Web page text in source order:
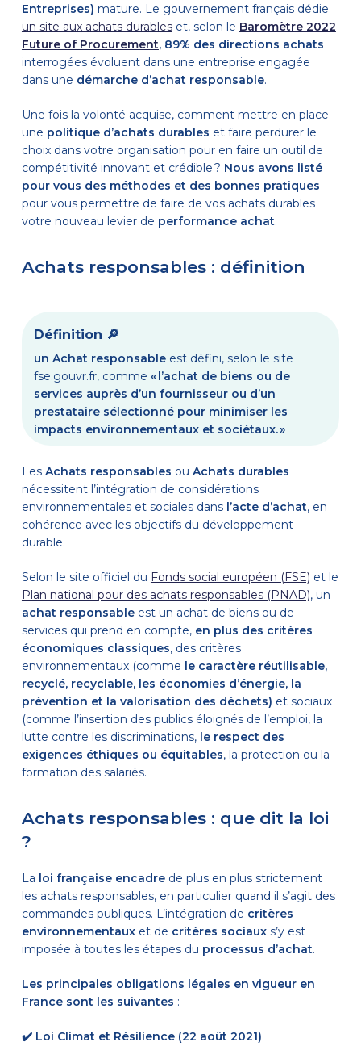
Entreprises) mature. Le gouvernement français dédie
un site aux achats durableset, selon le Baromètre 2022
Future of Procurement, 89% des directions achats
interrogées évoluent dans une entreprise engagée
dans une démarche d’achat responsable.
Une fois la volonté acquise, comment mettre en place
une politique d’achats durables et faire perdurer le
choix dans votre organisation pour en faire un outil de
compétitivité innovant et crédible ? Nous avons listé
pour vous des méthodes et des bonnes pratiques
pour vous permettre de faire de vos achats durables
votre nouveau levier de performance achat.
Achats responsables : définition
Définition 🔎
un Achat responsable est défini, selon le site
fse.gouvr.fr, comme« l’achat de biens ou de
services auprès d’un fournisseur ou d’un
prestataire sélectionné pour minimiser les
impacts environnementaux et sociétaux. »
Les Achats responsables ou Achats durables
nécessitent l’intégration de considérations
environnementales et sociales dans l’acte d’achat, en
cohérence avec les objectifs du développement
durable.
Selon le site officiel du Fonds social européen (FSE) et le
Plan national pour des achats responsables (PNAD), un
achat responsableest un achat de biens ou de
services qui prend en compte, en plus des critères
économiques classiques, des critères
environnementaux (comme le caractère réutilisable,
recyclé, recyclable, les économies d’énergie, la
prévention et la valorisation des déchets) et sociaux
(comme l’insertion des publics éloignés de l’emploi, la
lutte contre les discriminations, le respect des
exigences éthiques ou équitables, la protection ou la
formation des salariés.
Achats responsables : que dit la loi
?
La loi française encadrede plus en plus strictement
les achats responsables, en particulier quand il s’agit des
commandes publiques. L’intégration de critères
environnementauxet de critères sociauxs’y est
imposée à toutes les étapes du processus d’achat.
Les principales obligations légales en vigueur en
France sont les suivantes :
✔️ Loi Climat et Résilience (22 août 2021)